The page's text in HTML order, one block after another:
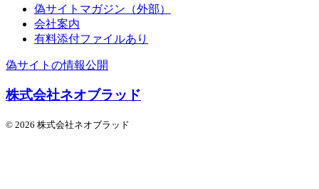
偽サイトマガジン（外部）
会社案内
有料添付ファイルあり
偽サイトの情報公開
株式会社ネオブラッド
© 2026 株式会社ネオブラッド